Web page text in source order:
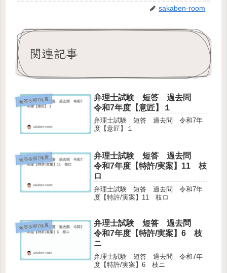
sakaben-room
関連記事
短答令和7年度
弁理士試験 短答 過去問
令和7年度【意匠】１
弁理士試験 短答 過去問 令和7年
度【意匠】１
短答令和7年度
弁理士試験 短答 過去問
令和7年度【特許/実案】11 枝
ロ
弁理士試験 短答 過去問 令和7年
度【特許/実案】11 枝ロ
短答令和7年度
弁理士試験 短答 過去問
令和7年度【特許/実案】6 枝
ニ
弁理士試験 短答 過去問 令和7年
度【特許/実案】6 枝ニ